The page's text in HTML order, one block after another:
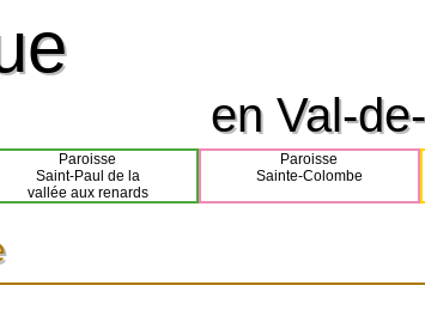
en Val-
en Val-
Paroisse
Saint-Paul de la
vallée aux renards
Paroisse
Sainte-Colombe